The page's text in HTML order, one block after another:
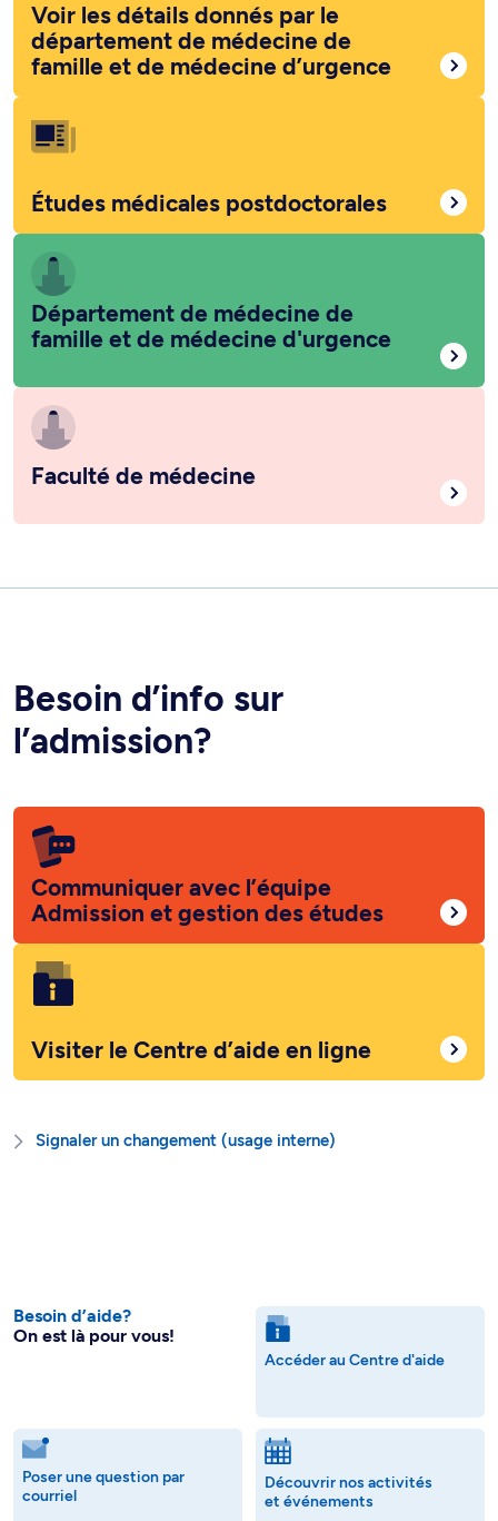
Voir les détails donnés par le
département de médecine de
famille et de médecine d’urgence
Études médicales postdoctorales
Département de médecine de
famille et de médecine d'urgence
Faculté de médecine
Besoin d’info sur
l’admission?
Communiquer avec l’équipe
Admission et gestion des études
Visiter le Centre d’aide en ligne
Signaler un changement (usage interne)
Besoin d’aide?
On est là pour vous!
Accéder au Centre d'aide
Poser une question par
courriel
Découvrir nos activités
et événements